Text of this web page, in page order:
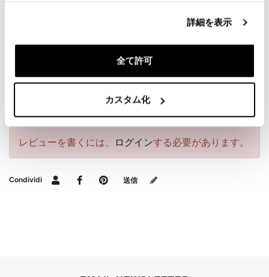
詳細を表示
全て許可
カスタム化
常に改善しています。画像は以前のバージョンを参照
要請情報
レビュー
レビューを書くには、 ログインする必要があります。
Condividi 送信